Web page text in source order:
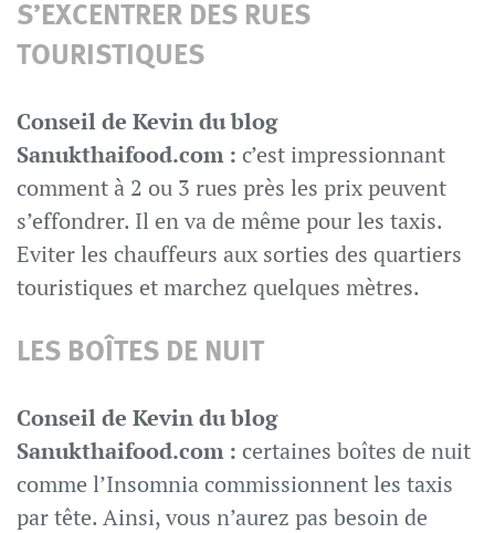
S’EXCENTRER DES RUES
TOURISTIQUES
Conseil de Kevin du blog
Sanukthaifood.com : c’est impressionnant
comment à 2 ou 3 rues près les prix peuvent
s’effondrer. Il en va de même pour les taxis.
Eviter les chauffeurs aux sorties des quartiers
touristiques et marchez quelques mètres.
LES BOÎTES DE NUIT
Conseil de Kevin du blog
Sanukthaifood.com : certaines boîtes de nuit
comme l’Insomnia commissionnent les taxis
par tête. Ainsi, vous n’aurez pas besoin de